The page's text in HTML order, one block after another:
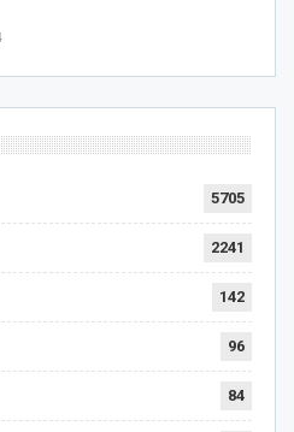
5705
2241
142
96
84